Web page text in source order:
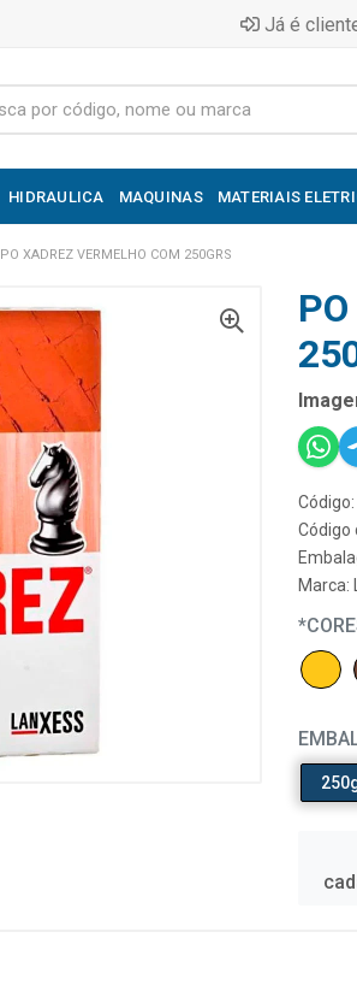
Já é
HIDRAULICA MAQUINAS MATERIAIS
PO XADREZ VERMELHO COM 250GRS
Código
Marca: